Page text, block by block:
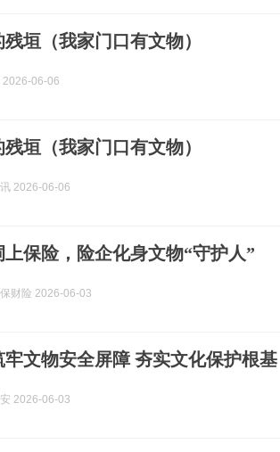
垣（我家门口有文物）
2026-06-06
垣（我家门口有文物）
2026-06-06
保险，险企化身文物“守护人”
财险 2026-06-03
文物安全屏障 夯实文化保护根基
2026-06-03